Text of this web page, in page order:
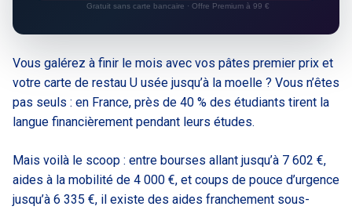
Gratuit sans carte bancaire · Offre Premium à 99 €
Vous galérez à finir le mois avec vos pâtes premier prix et
votre carte de restau U usée jusqu’à la moelle ? Vous n’êtes
pas seuls : en France, près de 40 % des étudiants tirent la
langue financièrement pendant leurs études.
Mais voilà le scoop : entre bourses allant jusqu’à 7 602 €,
aides à la mobilité de 4 000 €, et coups de pouce d’urgence
jusqu’à 6 335 €, il existe des aides franchement sous-